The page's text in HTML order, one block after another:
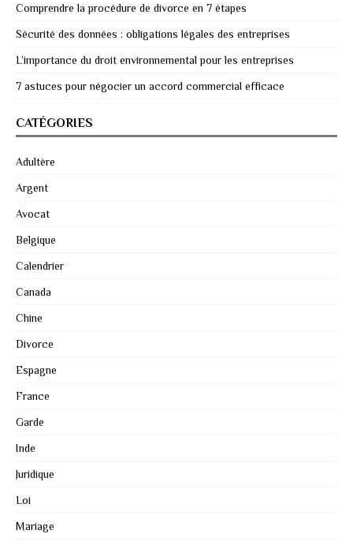
Comprendre la procédure de divorce en 7 étapes
Sécurité des données : obligations légales des entreprises
L’importance du droit environnemental pour les entreprises
7 astuces pour négocier un accord commercial efficace
CATÉGORIES
Adultère
Argent
Avocat
Belgique
Calendrier
Canada
Chine
Divorce
Espagne
France
Garde
Inde
Juridique
Loi
Mariage